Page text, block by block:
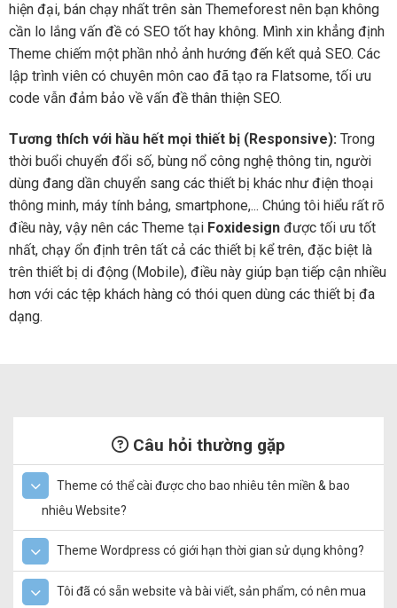
hiện đại, bán chạy nhất trên sàn Themeforest nên bạn không
cần lo lắng vấn đề có SEO tốt hay không. Mình xin khẳng định
Theme chiếm một phần nhỏ ảnh hướng đến kết quả SEO. Các
lập trình viên có chuyên môn cao đã tạo ra Flatsome, tối ưu
code vẫn đảm bảo về vấn đề thân thiện SEO.
Tương thích với hầu hết mọi thiết bị (Responsive): Trong
thời buổi chuyển đổi số, bùng nổ công nghệ thông tin, người
dùng đang dần chuyển sang các thiết bị khác như điện thoại
thông minh, máy tính bảng, smartphone,... Chúng tôi hiểu rất rõ
điều này, vậy nên các Theme tại Foxidesign được tối ưu tốt
nhất, chạy ổn định trên tất cả các thiết bị kể trên, đặc biệt là
trên thiết bị di động (Mobile), điều này giúp bạn tiếp cận nhiều
hơn với các tệp khách hàng có thói quen dùng các thiết bị đa
dạng.
Câu hỏi thường gặp
Theme có thể cài được cho bao nhiêu tên miền & bao
nhiêu Website?
Theme Wordpress có giới hạn thời gian sử dụng không?
Tôi đã có sẵn website và bài viết, sản phẩm, có nên mua